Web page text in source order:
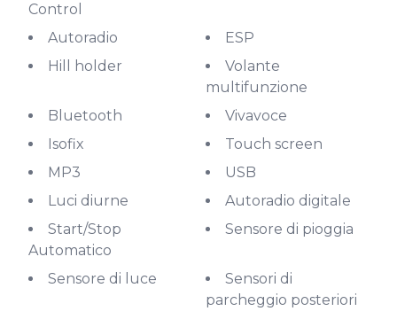
Control
Autoradio
ESP
Hill holder
Volante
multifunzione
Bluetooth
Vivavoce
Isofix
Touch screen
MP3
USB
Luci diurne
Autoradio digitale
Start/Stop
Automatico
Sensore di pioggia
Sensore di luce
Sensori di
parcheggio posteriori